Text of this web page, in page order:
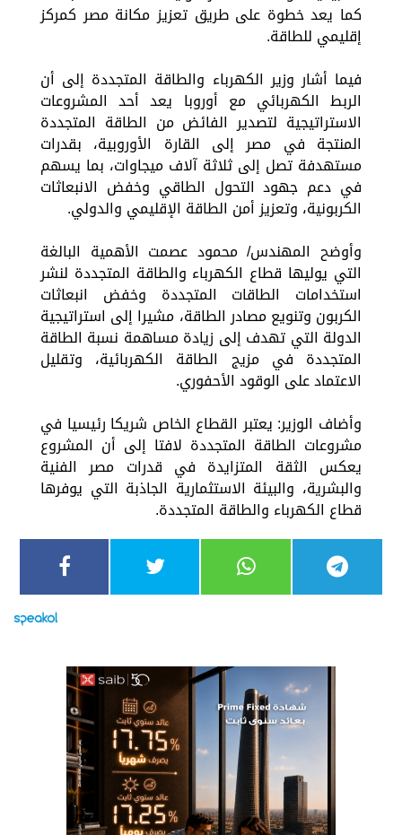
كما يعد خطوة على طريق تعزيز مكانة مصر كمركز
إقليمي للطاقة.
فيما أشار وزير الكهرباء والطاقة المتجددة إلى أن
الربط الكهربائي مع أوروبا يعد أحد المشروعات
الاستراتيجية لتصدير الفائض من الطاقة المتجددة
المنتجة في مصر إلى القارة الأوروبية، بقدرات
مستهدفة تصل إلى ثلاثة آلاف ميجاوات، بما يسهم
في دعم جهود التحول الطاقي وخفض الانبعاثات
الكربونية، وتعزيز أمن الطاقة الإقليمي والدولي.
وأوضح المهندس/ محمود عصمت الأهمية البالغة
التي يوليها قطاع الكهرباء والطاقة المتجددة لنشر
استخدامات الطاقات المتجددة وخفض انبعاثات
الكربون وتنويع مصادر الطاقة، مشيرا إلى استراتيجية
الدولة التي تهدف إلى زيادة مساهمة نسبة الطاقة
المتجددة في مزيج الطاقة الكهربائية، وتقليل
الاعتماد على الوقود الأحفوري.
وأضاف الوزير: يعتبر القطاع الخاص شريكا رئيسيا في
مشروعات الطاقة المتجددة لافتا إلى أن المشروع
يعكس الثقة المتزايدة في قدرات مصر الفنية
والبشرية، والبيئة الاستثمارية الجاذبة التي يوفرها
قطاع الكهرباء والطاقة المتجددة.